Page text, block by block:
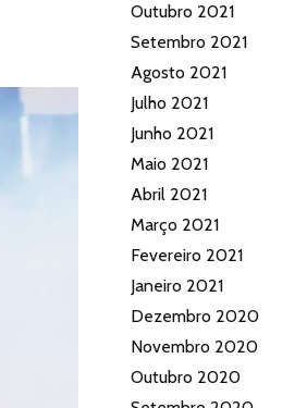
Outubro 2021
Setembro 2021
Agosto 2021
Julho 2021
Junho 2021
Maio 2021
Abril 2021
Março 2021
Fevereiro 2021
Janeiro 2021
Dezembro 2020
Novembro 2020
Outubro 2020